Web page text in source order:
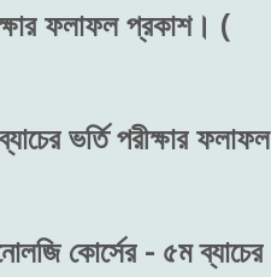
ফলাফল প্রকাশ। (
ভর্তি পরীক্ষার ফলাফল
কোর্সের - ৫ম ব্যাচের